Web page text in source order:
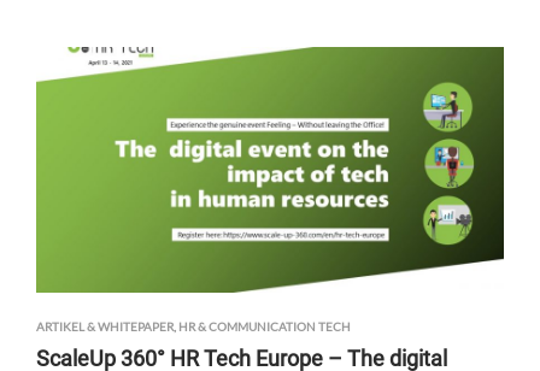
ARTIKEL & WHITEPAPER HR & COMMUNICATION TECH
ScaleUp 360° HR Tech Europe – The digital